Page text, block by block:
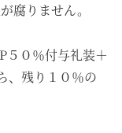
腐りません。
５０％付与礼装＋
、残り１０％の